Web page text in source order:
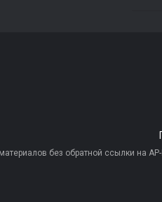
без обратной ссылки на